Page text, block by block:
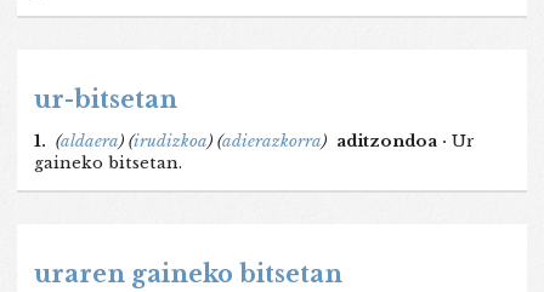
ur-bitsetan
1. (aldaera) (irudizkoa) (adierazkorra) aditzondoa · Ur
gaineko bitsetan.
uraren gaineko bitsetan